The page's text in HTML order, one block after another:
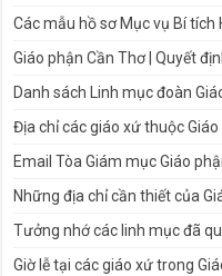
Các mẫu hồ sơ Mục vụ Bí tích
Giáo phận Cần Thơ | Quyết
Danh sách Linh mục đoàn
Địa chỉ các giáo xứ thuộc
Email Tòa Giám mục Giáo
Những địa chỉ cần thiết của
Tưởng nhớ các linh mục đã
Giờ lễ tại các giáo xứ trong